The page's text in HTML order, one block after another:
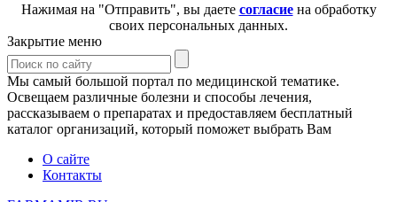
Нажимая на "Отправить", вы даете согласиена обработку
своих персональных данных.
Закрытие меню
Мы самый большой портал по медицинской тематике.
Освещаем различные болезни и способы лечения,
рассказываем о препаратах и предоставляем бесплатный
каталог организаций, который поможет выбрать Вам
О сайте
Контакты